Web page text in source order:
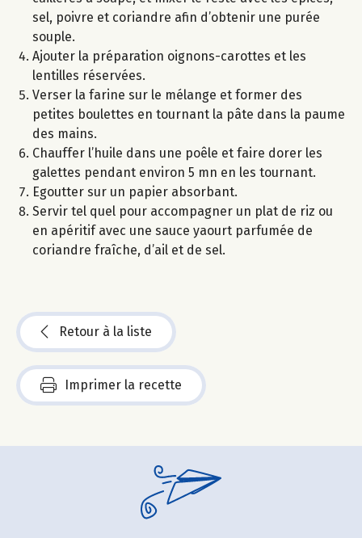
sel, poivre et coriandre afin d’obtenir une purée
souple.
Ajouter la préparation oignons-carottes et les
lentilles réservées.
Verser la farine sur le mélange et former des
petites boulettes en tournant la pâte dans la paume
des mains.
Chauffer l’huile dans une poêle et faire dorer les
galettes pendant environ 5 mn en les tournant.
Egoutter sur un papier absorbant.
Servir tel quel pour accompagner un plat de riz ou
en apéritif avec une sauce yaourt parfumée de
coriandre fraîche, d’ail et de sel.
Retour à la liste
Imprimer la recette